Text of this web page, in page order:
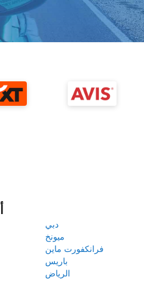
دبي
ميونخ
فرانكفورت ماين
باريس
الرياض